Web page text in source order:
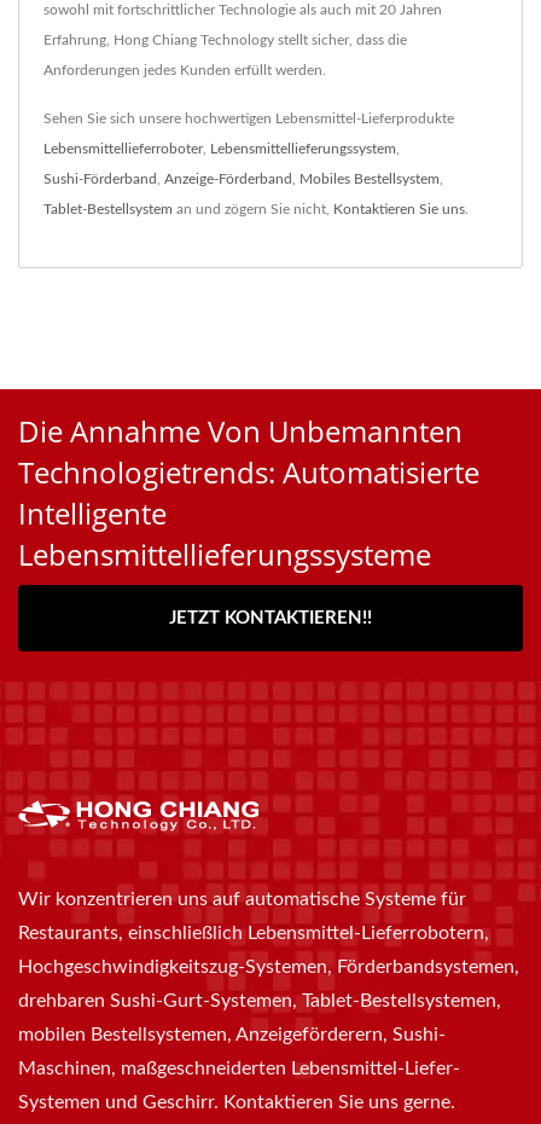
sowohl mit fortschrittlicher Technologie als auch mit 20 Jahren
Erfahrung, Hong Chiang Technology stellt sicher, dass die
Anforderungen jedes Kunden erfüllt werden.
Sehen Sie sich unsere hochwertigen Lebensmittel-Lieferprodukte
Lebensmittellieferroboter, Lebensmittellieferungssystem
Sushi-Förderband Anzeige-Förderband Mobiles Bestellsystem
Tablet-Bestellsystem an und zögern Sie nicht, Kontaktieren Sie uns
Die Annahme Von Unbemannten
Technologietrends: Automatisierte
Intelligente
Lebensmittellieferungssysteme
JETZT KONTAKTIEREN!!
Wir konzentrieren uns auf automatische Systeme für
Restaurants, einschließlich Lebensmittel-Lieferrobotern,
Hochgeschwindigkeitszug-Systemen, Förderbandsystemen,
drehbaren Sushi-Gurt-Systemen, Tablet-Bestellsystemen,
mobilen Bestellsystemen, Anzeigeförderern, Sushi-
Maschinen, maßgeschneiderten Lebensmittel-Liefer-
Systemen und Geschirr. Kontaktieren Sie uns gerne.